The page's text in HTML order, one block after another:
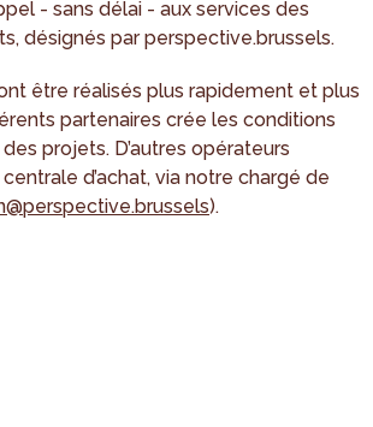
- sans délai - aux services des
désignés par perspective.brussels.
être réalisés plus rapidement et plus
partenaires crée les conditions
projets. D’autres opérateurs
d’achat, via notre chargé de
).